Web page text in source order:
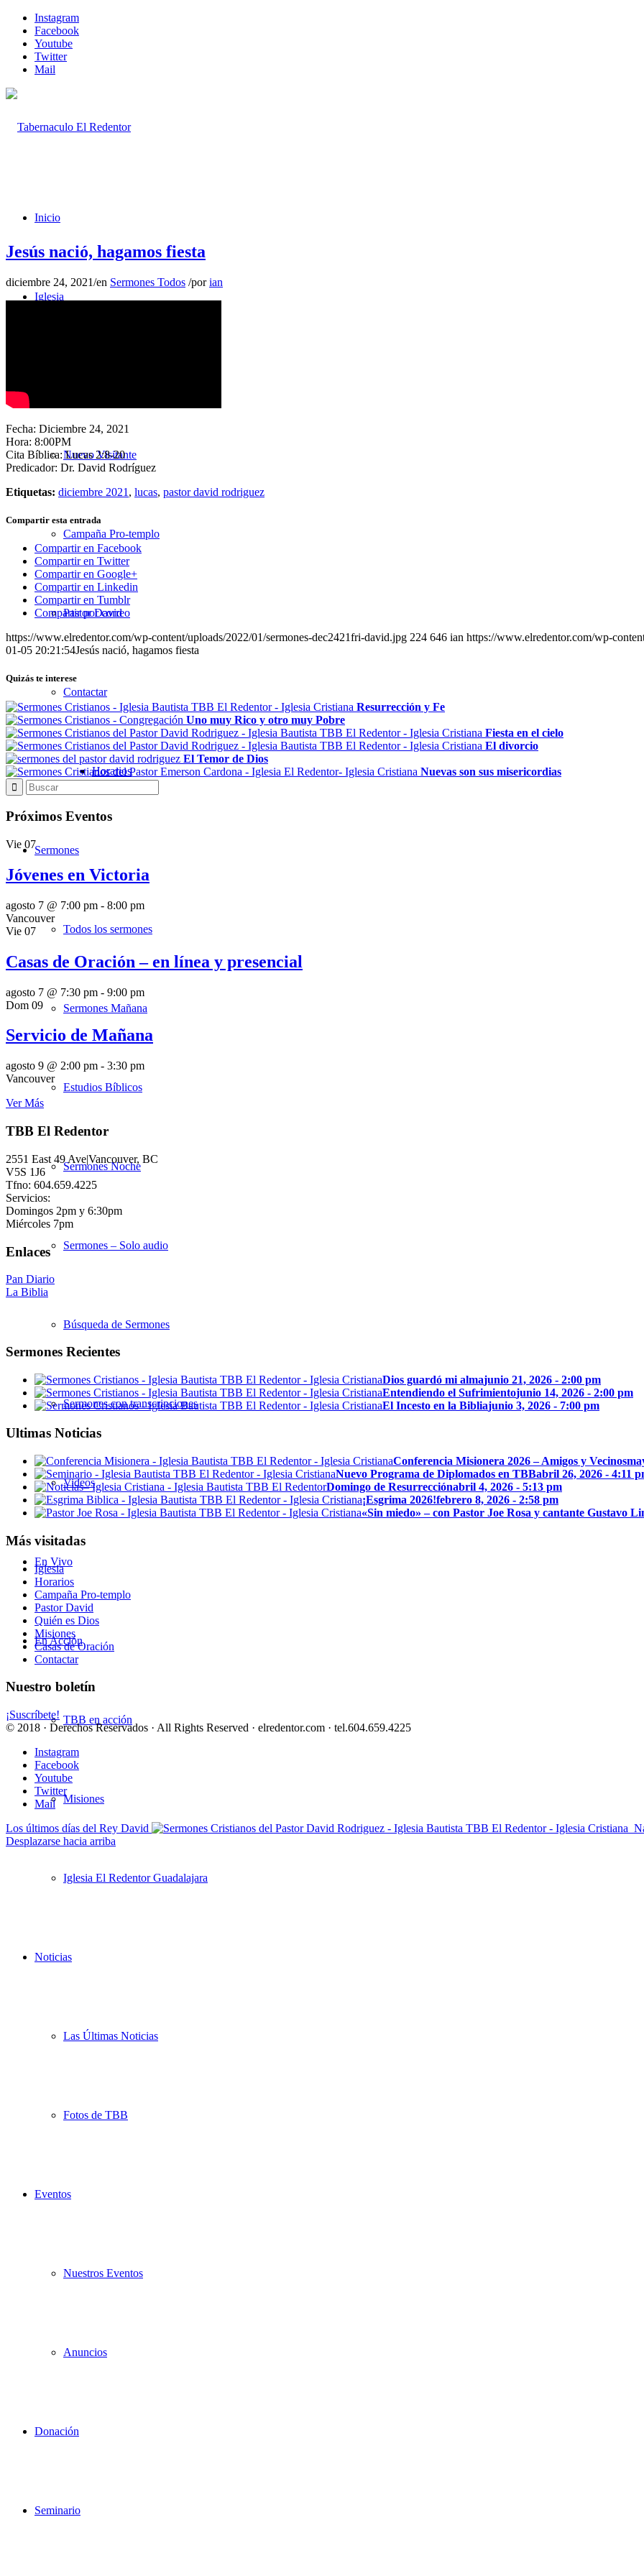
Instagram
Facebook
Youtube
Twitter
Mail
Inicio
Iglesia
Nuevo Visitante
Campaña Pro-templo
Pastor David
Contactar
Horarios
Sermones
Todos los sermones
Sermones Mañana
Estudios Bíblicos
Sermones Noche
Sermones – Solo audio
Búsqueda de Sermones
Sermones con transcripciones
Videos
En Vivo
En Acción
TBB en acción
Misiones
Iglesia El Redentor Guadalajara
Noticias
Las Últimas Noticias
Fotos de TBB
Eventos
Nuestros Eventos
Anuncios
Donación
Seminario
Jesús nació, hagamos fiesta
diciembre 24, 2021/en Sermones Todos /porian
Fecha: Diciembre 24, 2021
Hora: 8:00PM
Cita Bíblica: Lucas 2:8-20
Predicador: Dr. David Rodríguez
Etiquetas: diciembre 2021 , lucas, pastor david rodriguez
Compartir esta entrada
Compartir en Facebook
Compartir en Twitter
Compartir en Google+
Compartir en Linkedin
Compartir en Tumblr
Compartir por correo
https://www.elredentor.com/wp-content/uploads/2022/01/sermones-dec2421fri-david.jpg 224 646 ian https://www.elredentor.com/wp-
01-05 20:21:54Jesús nació, hagamos fiesta
Quizás te interese
Resurrección y Fe
Uno muy Rico y otro muy Pobre
Fiesta en el cielo
El divorcio
El Temor de Dios
Nuevas son sus misericordias
Próximos Eventos
Vie 07
Jóvenes en Victoria
agosto 7 @ 7:00 pm - 8:00 pm
Vancouver
Vie 07
Casas de Oración – en línea y presencial
agosto 7 @ 7:30 pm - 9:00 pm
Dom 09
Servicio de Mañana
agosto 9 @ 2:00 pm - 3:30 pm
Vancouver
Ver Más
TBB El Redentor
2551 East 49 Ave|Vancouver, BC
V5S 1J6
Tfno: 604.659.4225
Servicios:
Domingos 2pm y 6:30pm
Miércoles 7pm
Enlaces
Pan Diario
La Biblia
Sermones Recientes
Dios guardó mi almajunio 21, 2026 - 2:00 pm
Entendiendo el Sufrimientojunio 14, 2026 - 2:00 pm
El Incesto en la Bibliajunio 3, 2026 - 7:00 pm
Ultimas Noticias
Conferencia Misionera 2026 – Amigos y Vecinos
Nuevo Programa de Diplomados en TBBabril 26, 2026 - 4:11
Domingo de Resurrecciónabril 4, 2026 - 5:13 pm
¡Esgrima 2026!febrero 8, 2026 - 2:58 pm
«Sin miedo» – con Pastor Joe Rosa y cantante Gustavo
Más visitadas
Iglesia
Horarios
Campaña Pro-templo
Pastor David
Quién es Dios
Misiones
Casas de Oración
Contactar
Nuestro boletín
¡Suscríbete!
© 2018 · Derechos Reservados · All Rights Reserved · elredentor.com · tel.604.659.4225
Instagram
Facebook
Youtube
Twitter
Mail
Los últimos días del Rey David
Desplazarse hacia arriba